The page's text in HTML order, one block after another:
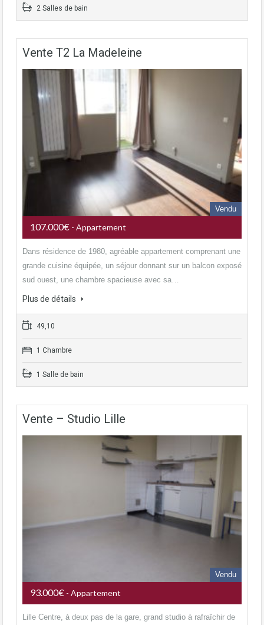
2 Salles de bain
Vente T2 La Madeleine
Vendu
107.000€ - Appartement
Dans résidence de 1980, agréable appartement comprenant une
grande cuisine équipée, un séjour donnant sur un balcon exposé
sud ouest, une chambre spacieuse avec sa…
Plus de détails
49,10
1 Chambre
1 Salle de bain
Vente – Studio Lille
Vendu
93.000€ - Appartement
Lille Centre, à deux pas de la gare, grand studio à rafraîchir de